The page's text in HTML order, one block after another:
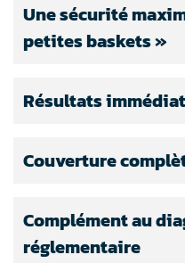
Une sécurité
petites baskets »
Résultats
Couverture
Complément au
réglementaire